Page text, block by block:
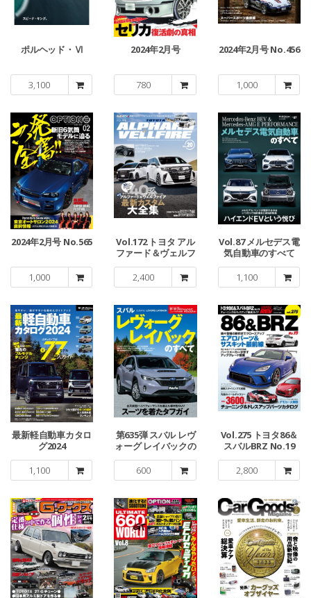
ポルヘッド・Ⅵ
3,100
2024年2月号
780
2024年2月号 No.456
1,000
2024年2月号 No.565
1,000
Vol.172 トヨタ アル
ファード＆ヴェルフ
ァイア No.20
2,400
Vol.87 メルセデス電
気自動車のすべて
1,100
最新軽自動車カタロ
グ2024
1,100
第635弾 スバル レヴ
ォーグ レイバックの
すべて
600
Vol.275 トヨタ86＆
スバルBRZ No.19
2,800